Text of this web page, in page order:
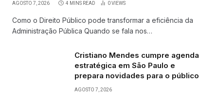
AGOSTO 7, 2026 4 MINS READ 0VIEWS
Como o Direito Público pode transformar a eficiência da
Administração Pública Quando se fala nos…
Cristiano Mendes cumpre agenda
estratégica em São Paulo e
prepara novidades para o público
AGOSTO 7, 2026